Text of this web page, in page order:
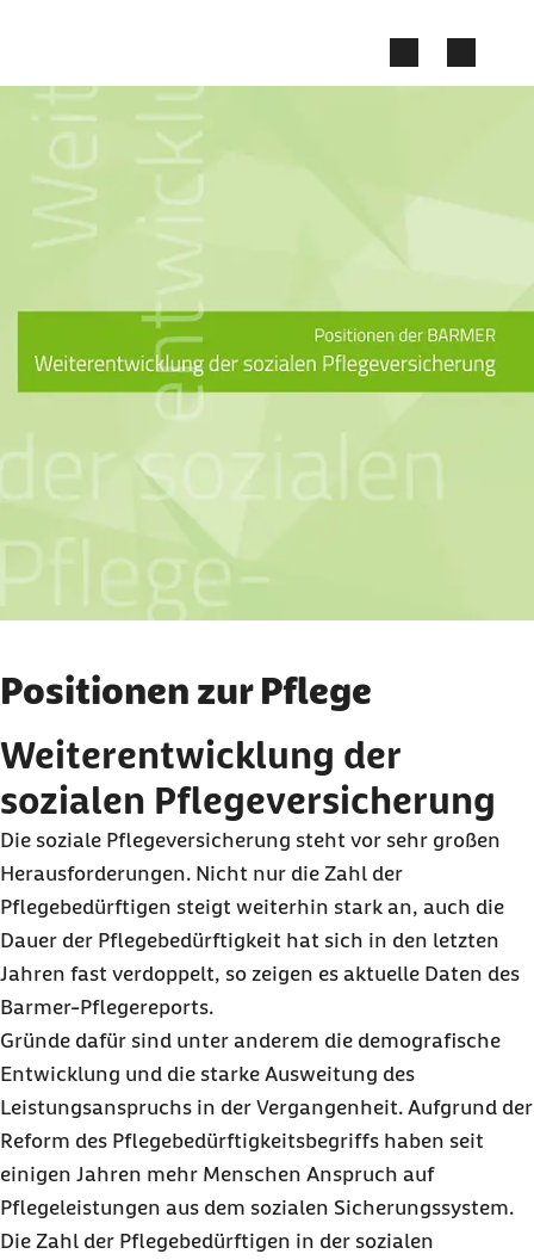
Positionen zur Pflege
Weiterentwicklung der
sozialen Pflegeversicherung
Die soziale Pflegeversicherung steht vor sehr großen
Herausforderungen. Nicht nur die Zahl der
Pflegebedürftigen steigt weiterhin stark an, auch die
Dauer der Pflegebedürftigkeit hat sich in den letzten
Jahren fast verdoppelt, so zeigen es aktuelle Daten des
Barmer-Pflegereports.
Gründe dafür sind unter anderem die demografische
Entwicklung und die starke Ausweitung des
Leistungsanspruchs in der Vergangenheit. Aufgrund der
Reform des Pflegebedürftigkeitsbegriffs haben seit
einigen Jahren mehr Menschen Anspruch auf
Pflegeleistungen aus dem sozialen Sicherungssystem.
Die Zahl der Pflegebedürftigen in der sozialen